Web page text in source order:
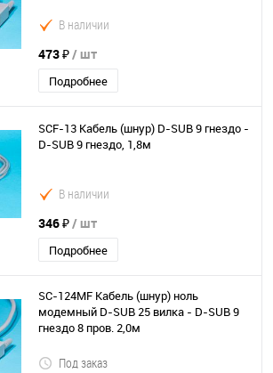
В наличии
473 ₽/ шт
Подробнее
SCF-13 Кабель (шнур) D-SUB 9 гнездо -
D-SUB 9 гнездо, 1,8м
В наличии
346 ₽/ шт
Подробнее
SC-124MF Кабель (шнур) ноль
модемный D-SUB 25 вилка - D-SUB 9
гнездо 8 пров. 2,0м
Под заказ